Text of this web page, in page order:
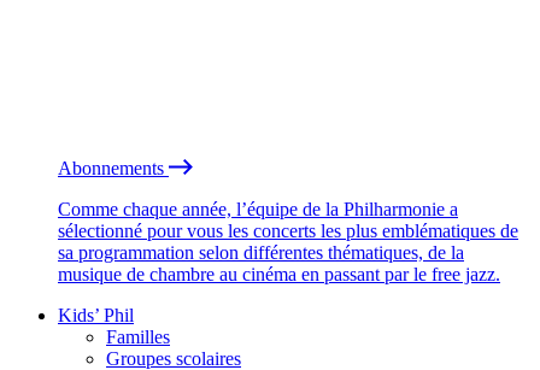
Abonnements
Comme chaque année, l’équipe de la Philharmonie a
sélectionné pour vous les concerts les plus emblématiques de
sa programmation selon différentes thématiques, de la
musique de chambre au cinéma en passant par le free jazz.
Kids’ Phil
Familles
Groupes scolaires